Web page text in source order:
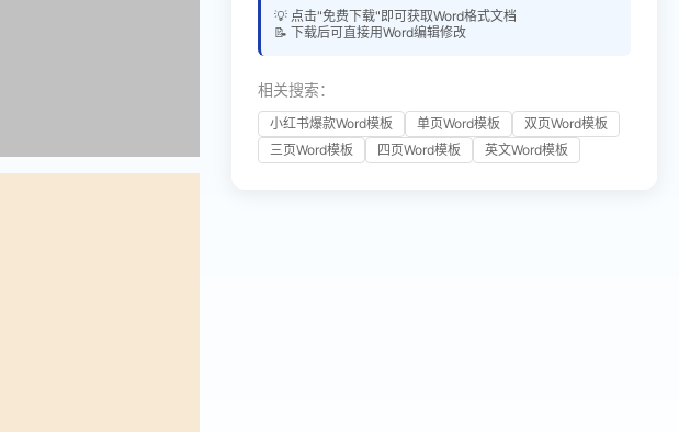
💡 点击"免费下载"即可获取Word格式文档
📝 下载后可直接用Word编辑修改
相关搜索：
小红书爆款Word模板 单页Word模板
双页Word模板
三页Word模板
四页Word模板 英文Word模板